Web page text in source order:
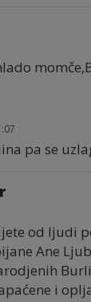
pa se
od ljudi
Ane
i